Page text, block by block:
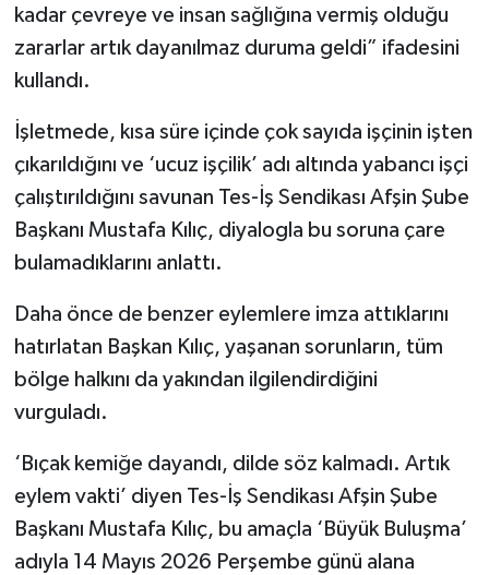
kadar çevreye ve insan sağlığına vermiş olduğu
zararlar artık dayanılmaz duruma geldi” ifadesini
kullandı.
İşletmede, kısa süre içinde çok sayıda işçinin işten
çıkarıldığını ve ‘ucuz işçilik’ adı altında yabancı işçi
çalıştırıldığını savunan Tes-İş Sendikası Afşin Şube
Başkanı Mustafa Kılıç, diyalogla bu soruna çare
bulamadıklarını anlattı.
Daha önce de benzer eylemlere imza attıklarını
hatırlatan Başkan Kılıç, yaşanan sorunların, tüm
bölge halkını da yakından ilgilendirdiğini
vurguladı.
‘Bıçak kemiğe dayandı, dilde söz kalmadı. Artık
eylem vakti’ diyen Tes-İş Sendikası Afşin Şube
Başkanı Mustafa Kılıç, bu amaçla ‘Büyük Buluşma’
adıyla 14 Mayıs 2026 Perşembe günü alana